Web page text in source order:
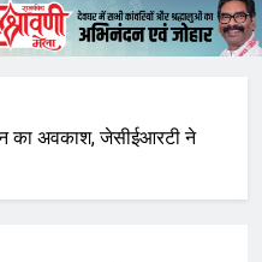
का अवकाश, जेसीईआरटी ने